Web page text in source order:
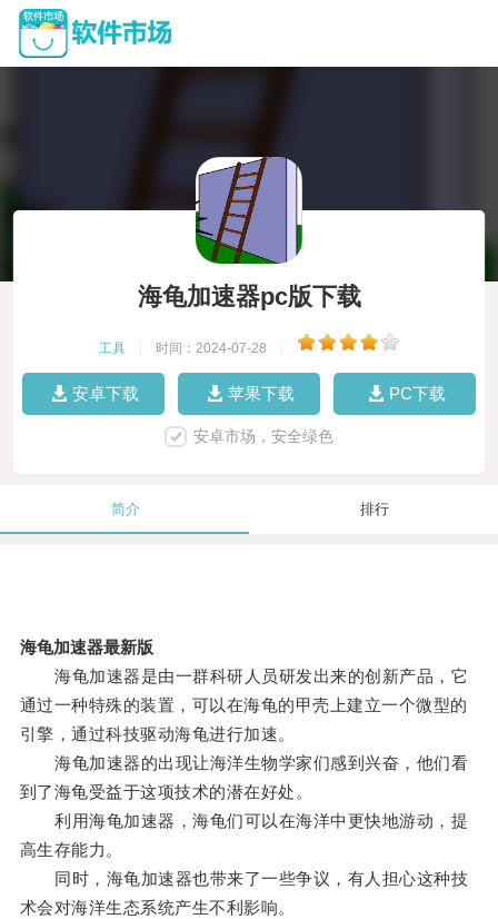
海龟加速器pc版下载
工具 时间：2024-07-28
安卓下载 苹果下载 PC下载
安卓市场，安全绿色
简介 排行
海龟加速器最新版
海龟加速器是由一群科研人员研发出来的创新产品，它
通过一种特殊的装置，可以在海龟的甲壳上建立一个微型的
引擎，通过科技驱动海龟进行加速。
海龟加速器的出现让海洋生物学家们感到兴奋，他们看
到了海龟受益于这项技术的潜在好处。
利用海龟加速器，海龟们可以在海洋中更快地游动，提
高生存能力。
同时，海龟加速器也带来了一些争议，有人担心这种技
术会对海洋生态系统产生不利影响。